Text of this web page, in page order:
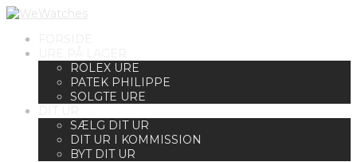
ROLEX URE
PATEK PHILIPPE
SOLGTE URE
SÆLG DIT UR
DIT UR I KOMMISSION
BYT DIT UR